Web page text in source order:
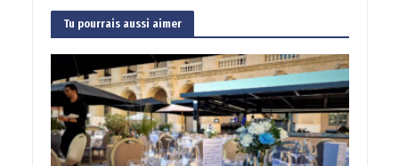
Tu pourrais aussi aimer